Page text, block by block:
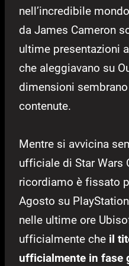
nell’incredibile
da James Cameron
ultime presentazioni
che aleggiavano su
dimensioni
contenute.
Mentre si avvicina
ufficiale di Star Wars
ricordiamo è fissato
Agosto su
nelle ultime ore
ufficialmente che il
ufficialmente in fase